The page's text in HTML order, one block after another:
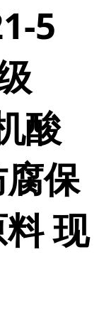
5
酸
保
现